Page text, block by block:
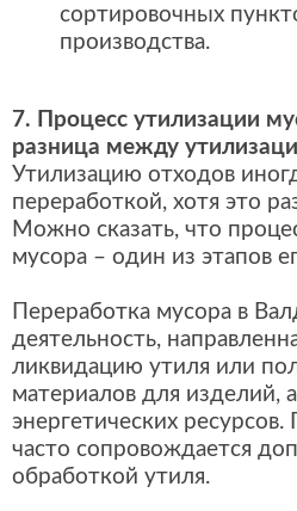
сортировочных
производства.
7. Процесс утилизации
разница между
Утилизацию отходов
переработкой, хотя это
Можно сказать, что
мусора – один из этапов
Переработка мусора в
деятельность,
ликвидацию утиля или
материалов для изделий,
энергетических
часто сопровождается
обработкой утиля.